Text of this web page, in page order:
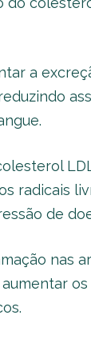
a
radicais
de
nas